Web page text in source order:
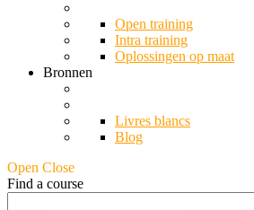
Open training
Intra training
Oplossingen op maat
Bronnen
Livres blancs
Blog
Open Close
Find a course